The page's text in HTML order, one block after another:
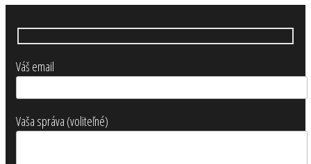
Váš email
Vaša správa (voliteľné)